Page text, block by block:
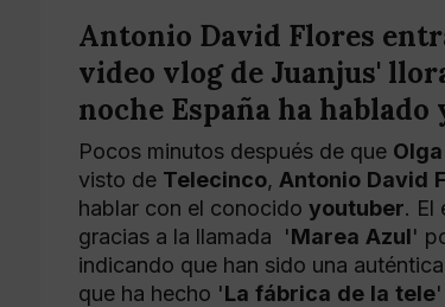
Antonio David Flores
video vlog de Juanjus'
noche España ha hablado
Pocos minutos después de que Olga
visto de Telecinco, Antonio David
hablar con el conocido youtuber. El
gracias a la llamada 'Marea Azul'
indicando que han sido una
que ha hecho 'La fábrica de la tele